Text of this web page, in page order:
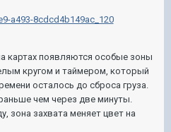
картах появляются особые зоны
кругом и таймером, который
осталось до сброса груза.
чем через две минуты.
зона захвата меняет цвет на